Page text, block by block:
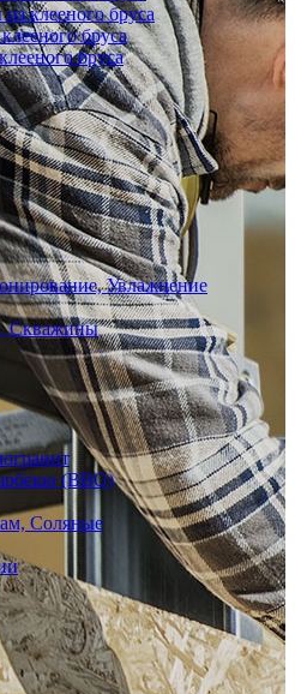
клееного бруса
бруса
бруса
Увлажнение
Скважины
(BBQ)
Соляные